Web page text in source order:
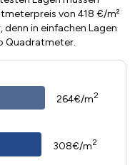
von 418 €/m²
in einfachen Lagen
Quadratmeter.
264€/m2
308€/m2